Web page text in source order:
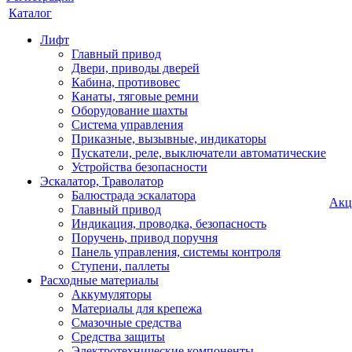
Каталог
Лифт
Главный привод
Двери, приводы дверей
Кабина, противовес
Канаты, тяговые ремни
Оборудование шахты
Система управления
Приказные, вызывные, индикаторы
Пускатели, реле, выключатели автоматические
Устройства безопасности
Эскалатор, Траволатор
Балюстрада эскалатора
Главный привод
Индикация, проводка, безопасность
Поручень, привод поручня
Панель управления, системы контроля
Ступени, паллеты
Расходные материалы
Аккумуляторы
Материалы для крепежа
Смазочные средства
Средства защиты